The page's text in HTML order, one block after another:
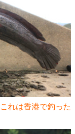
これは香港で釣った